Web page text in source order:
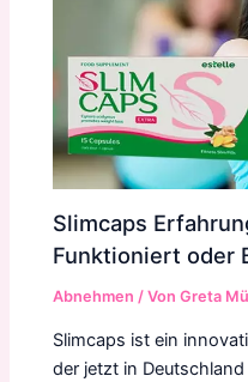
Slimcaps
Funktioniert oder
Abnehmen / VonGreta
Slimcaps ist ein
der jetzt in